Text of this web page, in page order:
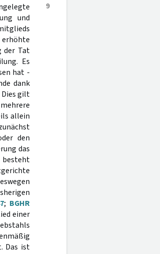
9
und
der Tat
Es
hat -
dank
gilt
allein
den
das
; BGHR
einer
Das ist